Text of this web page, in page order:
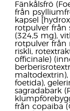
Fänkålsfrö
från
kapsel
rotpulver från
(324,5 mg),
rotpulver från
riskli,
officinale)
maltodextrin),
foetida),
sagradabark
från copaiba